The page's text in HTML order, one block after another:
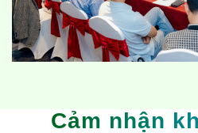
Cảm nhận